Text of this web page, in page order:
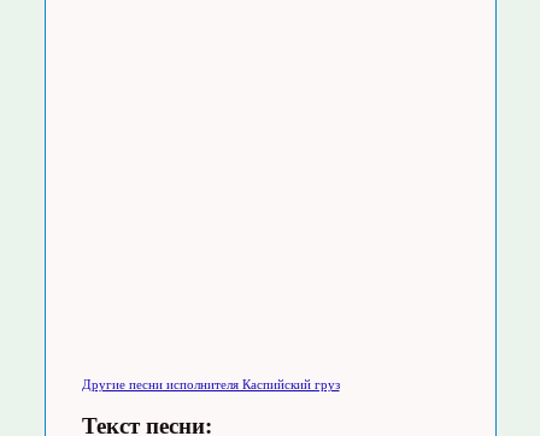
Другие песни исполнителя Каспийский груз
Текст песни: